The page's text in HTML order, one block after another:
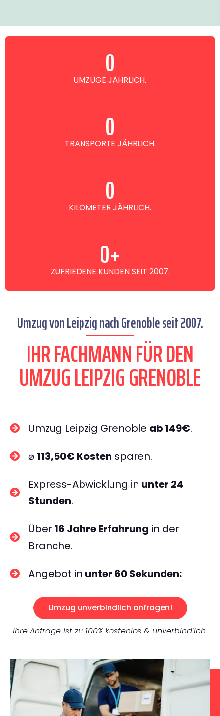
UMZÜGE JÄHRLICH.
0
TRANSPORTE JÄHRLICH.
0
KILOMETER JÄHRLICH.
0
ZUFRIEDENE KUNDEN SEIT 2007.
0+
Umzug von Leipzig nach Grenoble seit 2007.
IHR FACHMANN FÜR DEN
UMZUG LEIPZIG GRENOBLE
Umzug Leipzig Grenoble ab 149€.
⌀ 113,50€ Kosten sparen.
Express-Abwicklung in unter 24
Stunden.
Über 16 Jahre Erfahrung in der
Branche.
Angebot in unter 60 Sekunden:
Umzug unverbindlich anfragen!
Ihre Anfrage ist zu 100% kostenlos & unverbindlich.